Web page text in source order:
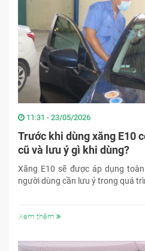
11:31 - 23/05/2026
Trước khi dùng xăng E10
cũ và lưu ý gì khi dùng?
Xăng E10 sẽ được áp dụng
người dùng cần lưu ý trong quá
Xem thêm